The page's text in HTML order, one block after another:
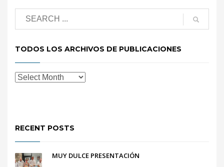
TODOS LOS ARCHIVOS DE PUBLICACIONES
RECENT POSTS
MUY DULCE PRESENTACIÓN